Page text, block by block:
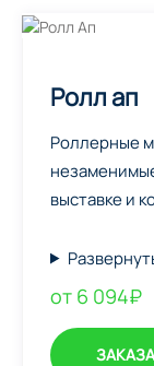
Ролл ап
Роллерные
выставке и
от 6 094₽